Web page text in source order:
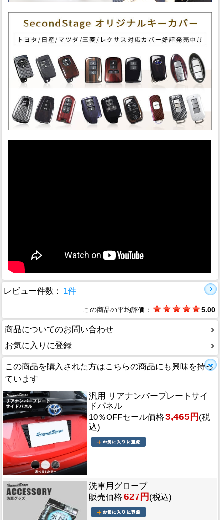
レビュー件数： 1件
この商品の平均評価： 5.00
商品についてのお問い合わせ
お気に入りに登録
この商品を購入された方はこちらの商品にも興味を持っ
ています
汎用 リアナンバープレートサイ
ドパネル
10％OFFセール価格 3,465円 (税
込)
洗車用グローブ
販売価格 627円 (税込)